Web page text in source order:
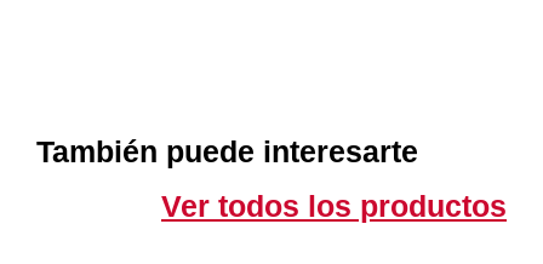
También puede interesarte
Ver todos los productos